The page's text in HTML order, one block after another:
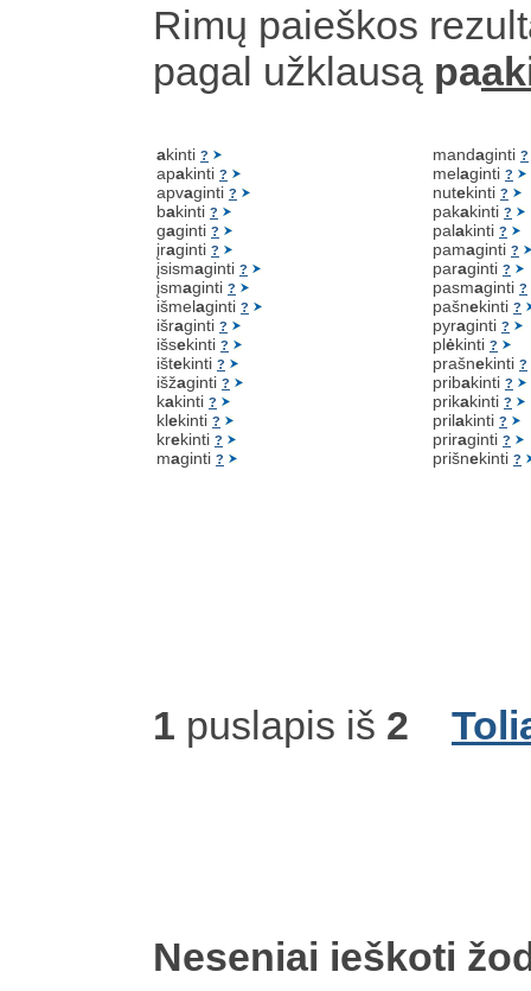
Rimų paieškos
pagal užklausą pa
akinti ?
apakinti ?
apvaginti ?
bakinti ?
gaginti ?
įraginti ?
įsismaginti ?
įsmaginti ?
išmelaginti ?
išraginti ?
išsekinti ?
ištekinti ?
išžaginti ?
kakinti ?
klekinti ?
krekinti ?
maginti ?
mandaginti ?
melaginti ?
nutekinti ?
pakakinti ?
palakinti ?
pamaginti ?
paraginti ?
pasmaginti ?
pašnekinti ?
pyraginti ?
plėkinti ?
prašnekinti ?
pribakinti ?
prikakinti ?
prilakinti ?
priraginti ?
prišnekinti ?
1 puslapis iš 2
Neseniai ieškoti